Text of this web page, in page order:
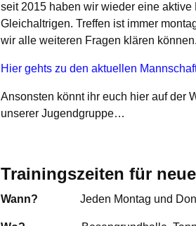
seit 2015 haben wir wieder eine
Gleichaltrigen. Treffen ist immer
wir alle weiteren Fragen klären können.
Hier gehts zu den aktuellen
Ansonsten könnt ihr euch hier auf der
unserer Jugendgruppe…
Trainingszeiten für
Wann? Jeden Montag und